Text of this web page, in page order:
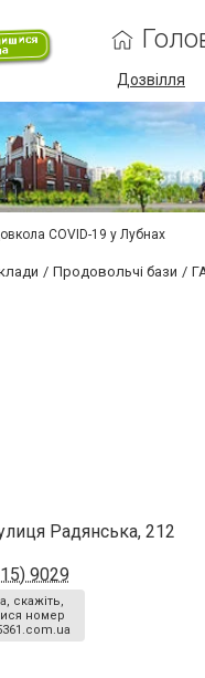
Дозвілля
COVID-19 у Лубнах
Продовольчі бази
Радянська, 212
9029
скажіть,
номер